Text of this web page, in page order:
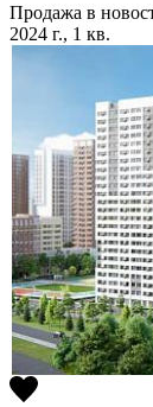
Продажа в
2024 г., 1 кв.